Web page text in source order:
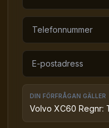
DIN FÖRFRÅGAN GÄLLER
Volvo XC60 Regnr: